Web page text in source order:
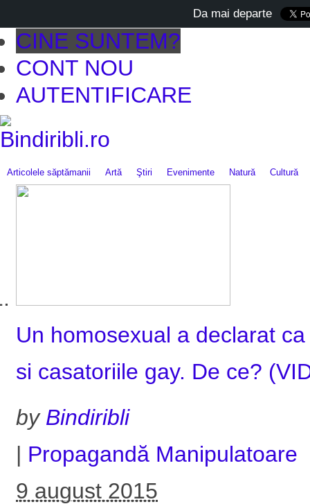
CINE SUNTEM?
CONT NOU
AUTENTIFICARE
Articolele săptămanii Artă Ştiri Evenimente Natură Cultură
Un homosexual a declarat
si casatoriile gay. De ce?
by Bindiribli
| Propagandă Manipulatoare
9 august 2015
Da mai departe